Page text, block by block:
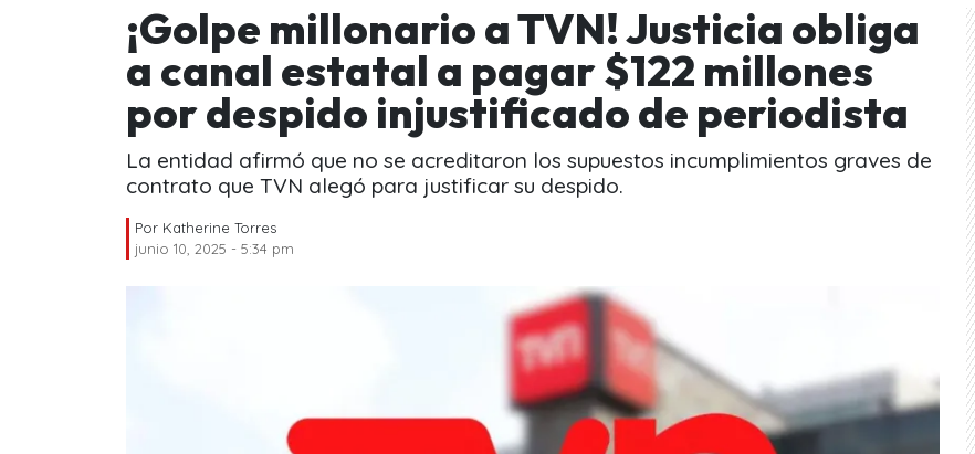
¡Golpe millonario a TVN! Justicia obliga
a canal estatal a pagar $122 millones
por despido injustificado de periodista
La entidad afirmó que no se acreditaron los supuestos incumplimientos graves de
contrato que TVN alegó para justificar su despido.
Por Katherine Torres
junio 10, 2025 - 5:34 pm